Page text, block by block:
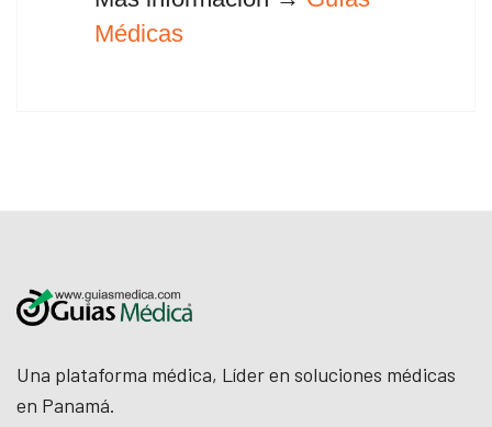
Médicas
Una plataforma médica, Líder en soluciones médicas
en Panamá.